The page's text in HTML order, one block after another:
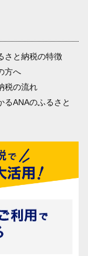
さと納税の特徴
方へ
税の流れ
るANAのふるさと